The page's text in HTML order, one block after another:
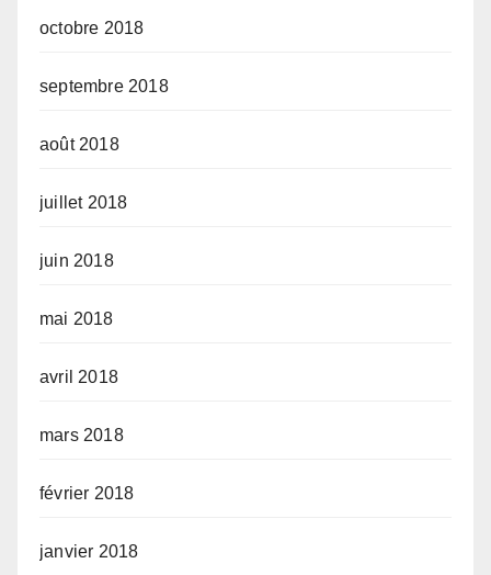
octobre 2018
septembre 2018
août 2018
juillet 2018
juin 2018
mai 2018
avril 2018
mars 2018
février 2018
janvier 2018